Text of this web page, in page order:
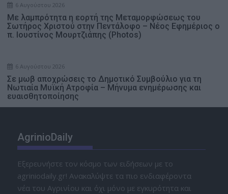
6 Αυγούστου 2026
Με λαμπρότητα η εορτή της Μεταμορφώσεως του
Σωτήρος Χριστού στην Πεντάλοφο – Nέος Εφημέριος ο
π. Ιουστίνος Μουρτζιάπης (Photos)
6 Αυγούστου 2026
Σε μωβ αποχρώσεις το Δημοτικό Συμβούλιο για τη
Νωτιαία Μυϊκή Ατροφία – Μήνυμα ενημέρωσης και
ευαισθητοποίησης
AgrinioDaily
Εξερευνήστε τον κόσμο των ειδήσεων με το
agriniodaily.gr! Ανακαλύψτε τα πιο ενδιαφέροντα
νέα του Αγρινίου και όχι μόνο με εγκυρότητα και